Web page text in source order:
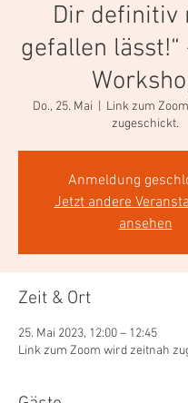
Dir definitiv
gefallen lässt!“
Do., 25. Mai
Link zum
zugeschickt.
Anmeldung
Jetzt andere
ansehen
Zeit & Ort
25. Mai 2023, 12:00 – 12:45
Link zum Zoom wird zeitnah